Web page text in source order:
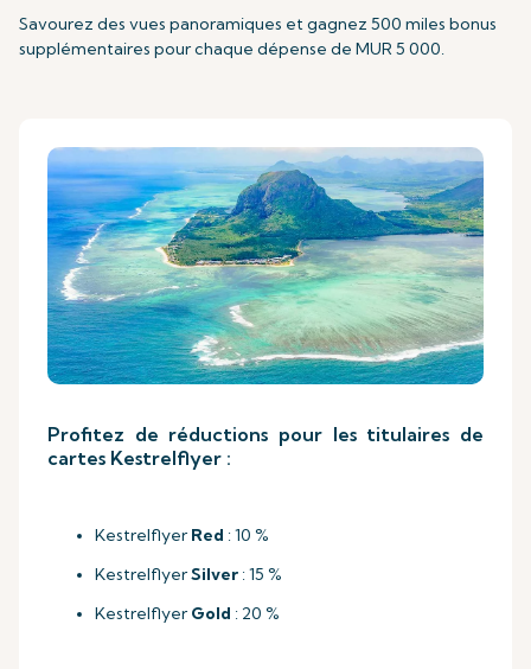
Savourez des vues panoramiques et gagnez 500 miles bonus
supplémentaires pour chaque dépense de MUR 5 000.
Profitez de réductions pour les titulaires de
cartes Kestrelflyer :
Kestrelflyer Red : 10 %
KestrelflyerSilver : 15 %
Kestrelflyer Gold : 20 %